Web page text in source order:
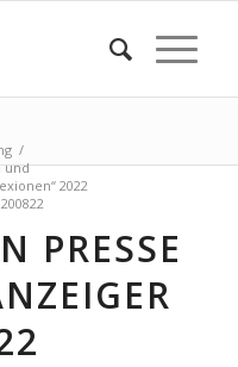
/
und
2022
PRESSE